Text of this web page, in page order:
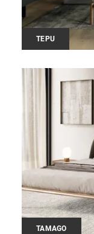
TEPU
TAMAGO